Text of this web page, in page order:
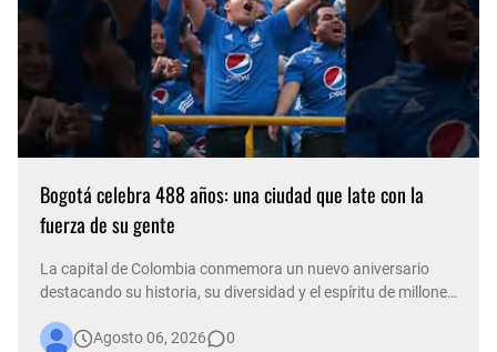
Bogotá celebra 488 años: una ciudad que late con la
fuerza de su gente
La capital de Colombia conmemora un nuevo aniversario
destacando su historia, su diversidad y el espíritu de millones
construyen cada día una ciudad más viva. Bogotá está de
Agosto 06, 2026 0